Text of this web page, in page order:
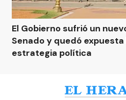
El Gobierno sufrió un
Senado y quedó
estrategia política